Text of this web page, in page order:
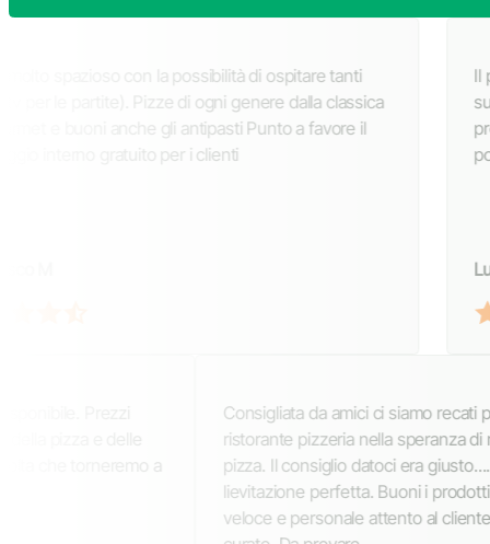
Locale molto spazioso con la possibilità di
clienti (tv per le partite). Pizze di ogni
alla gourmet e buoni anche gli antipasti
parcheggio interno gratuito per i clienti
Consigliata da amici ci siamo recati presso questo
ristorante pizzeria nella speranza di mangiare una buona
pizza. Il consiglio datoci era giusto..... Pizza ben cotta e
lievitazione perfetta. Buoni i prodotti utilizzati. Servizio
veloce e personale attento al cliente. Locale carino e ben